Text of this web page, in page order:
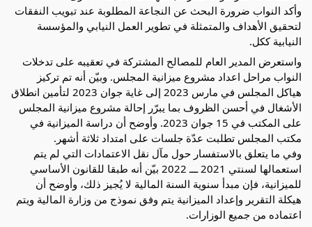
وأكد النواب ضرورة البحث عن النجاعة المطلوبة عند تبويب النفقات
لتحقيق الأهداف والمتمثلة في تطوير العمل النيابي والمؤسسة
النيابية ككل.
واستعرض المدير العام للمصالح المشتركة في تعقيبه على تدخلات
النواب مراحل اعداد مشروع ميزانية المجلس. وبيّن أنه تم تركيز
هياكل المجلس في مارس 2023 إلى غاية جوان 2023 لتأمين انطلاق
الأشغال في أحسن الظروف بما يبرّر إحالة مشروع ميزانية المجلس
على المكتب في 15 جوان 2023. وأوضح أن دراسة الميزانية في
مكتب المجلس تطلبت عدّة جلسات على امتداد ثلاثة أشهر.
وفي ما يتعلق بالاستفسار حول مآل نقل الاعتمادات التي لم يتم
استعمالها لسنتي 2021 ـــ 2022 بيّن أنه طبقا للقانون الأساسي
للميزانية، فإن مبدأ سنوية السنة المالية لا يُجيز ذلك، وأوضح أن
هيكلة التقرير وإعداد الميزانية يتم وفق نموذج من وزارة المالية ويتم
اعتماده من جميع الوزارات.